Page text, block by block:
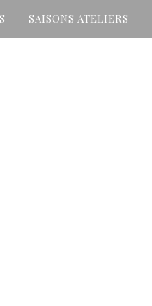
SAISONS ATELIERS